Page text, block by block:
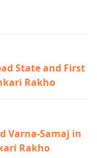
State and First
Rakho
Varna-Samaj in
Rakho